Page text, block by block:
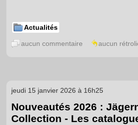
Actualités
aucun commentaire aucun
jeudi 15 janvier 2026 à 16h25
Nouveautés 2026 :
Collection - Les